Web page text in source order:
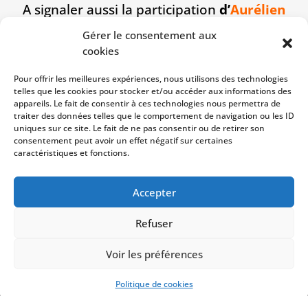
Gérer le consentement aux
cookies
Pour offrir les meilleures expériences, nous utilisons des technologies
telles que les cookies pour stocker et/ou accéder aux informations des
appareils. Le fait de consentir à ces technologies nous permettra de
traiter des données telles que le comportement de navigation ou les ID
uniques sur ce site. Le fait de ne pas consentir ou de retirer son
consentement peut avoir un effet négatif sur certaines
caractéristiques et fonctions.
Accepter
Refuser
Voir les préférences
Politique de cookies
A signaler aussi la participation d’Aurélien
qui lance le poids à 12.75m et le
disque à 40.50m.
La liste des qualifiables sera
diffusée mardi et celle des
qualifiés à partir de vendredi.
Merci aux jurys de cette compétition :
Restoux, Amelie Gillette et Antonin
Copyright © 2023USM Vire| Développé par
confidentialité